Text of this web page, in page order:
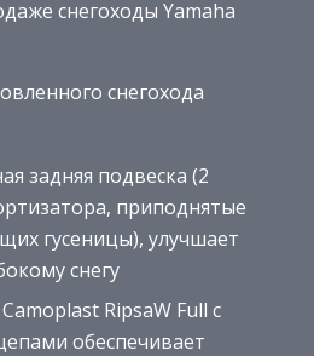
снегоходы Yamaha
снегохода
задняя подвеска (2
приподнятые
гусеницы), улучшает
снегу
RipsaW Full с
обеспечивает